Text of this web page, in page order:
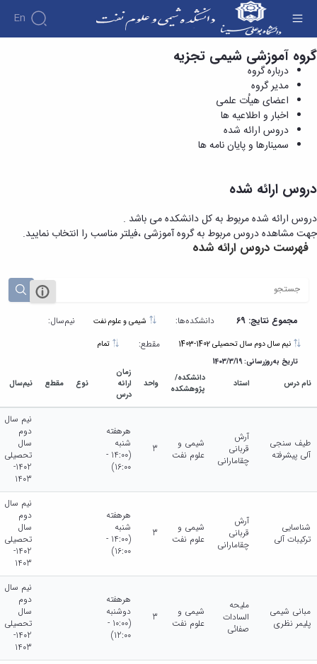
En
دروس ارائه شده - دانشکده شیمی و علوم نفت
گروه آموزشی شیمی تجزیه
درباره گروه
مدیر گروه
اعضای هیاُت علمی
اخبار و اطلاعیه ها
دروس ارائه شده
سمینارها و پایان نامه ها
دروس ارائه شده
دروس ارائه شده مربوط به کل دانشکده می باشد .
جهت مشاهده دروس مربوط به گروه آموزشی ،فیلتر مناسب را انتخاب نمایید.
فهرست دروس ارائه شده
مجموع نتایج: 69 دانشکده‌ها: نیم‌سال:
مقطع: تمام
تاریخ به‌روزرسانی: 1403/3/19
نام درس استاد
دانشکده/
پژوهشکده
واحد
زمان
ارائه
درس
نوع مقطع نیم‌سال
طیف سنجی
آلی پیشرفته
آرش
قربانی
چقامارانی
شیمی و
علوم نفت
3
هرهفته
شنبه
(14:00 -
16:00)
نیم سال
دوم
سال
تحصیلی
1402-
1403
شناسایی
ترکیبات آلی
آرش
قربانی
چقامارانی
شیمی و
علوم نفت
3
هرهفته
شنبه
(14:00 -
16:00)
نیم سال
دوم
سال
تحصیلی
1402-
1403
مبانی شیمی
پلیمر نظری
ملیحه
السادات
صفائی
شیمی و
علوم نفت
3
هرهفته
دوشنبه
(10:00 -
12:00)
نیم سال
دوم
سال
تحصیلی
1402-
1403